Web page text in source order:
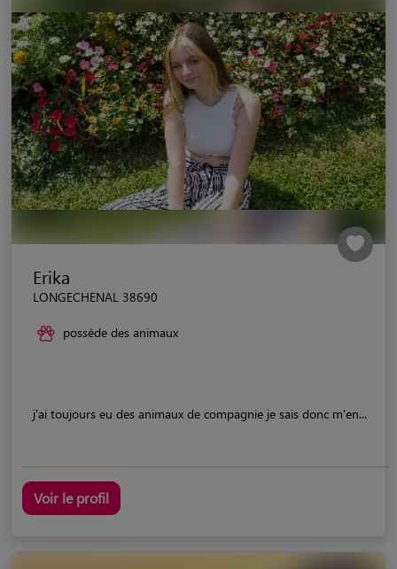
Erika
LONGECHENAL 38690
possède des animaux
j'ai toujours eu des animaux de compagnie je sais donc m'en...
Voir le profil